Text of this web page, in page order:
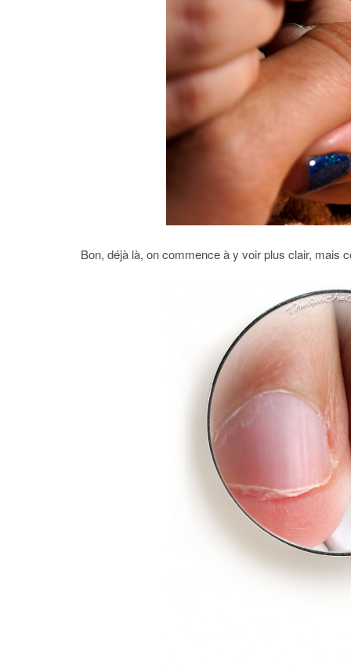
Bon, déjà là, on commence à y voir plus clair, mais